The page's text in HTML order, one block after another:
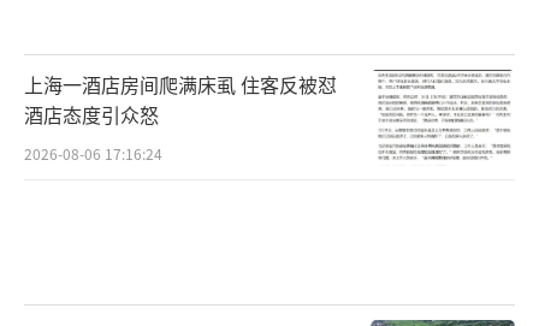
上海一酒店房间爬满床虱 住客反被怼
酒店态度引众怒
2026-08-06 17:16:24